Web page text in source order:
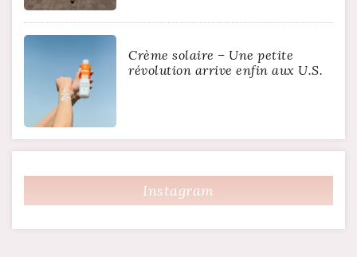
Crème solaire – Une petite
révolution arrive enfin aux U.S.
Instagram